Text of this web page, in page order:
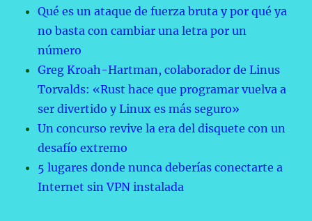
Qué es un ataque de fuerza bruta y por qué ya
no basta con cambiar una letra por un
número
Greg Kroah-Hartman, colaborador de Linus
Torvalds: «Rust hace que programar vuelva a
ser divertido y Linux es más seguro»
Un concurso revive la era del disquete con un
desafío extremo
5 lugares donde nunca deberías conectarte a
Internet sin VPN instalada